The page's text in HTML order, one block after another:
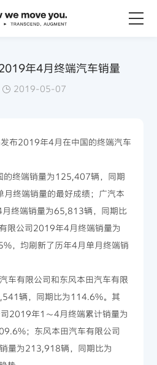
年4月终端汽车销量
2019-05-07
布2019年4月在中国的终端汽车
终端销量为125,407辆，同期
终端销量的最好成绩；广汽本
终端销量为65,813辆，同期比
限公司2019年4月终端销量为
，均刷新了历年4月单月终端销
车有限公司和东风本田汽车有限
辆，同期比为114.6%。其
2019年1～4月终端累计销量为
；东风本田汽车有限公司
量为213,918辆，同期比为